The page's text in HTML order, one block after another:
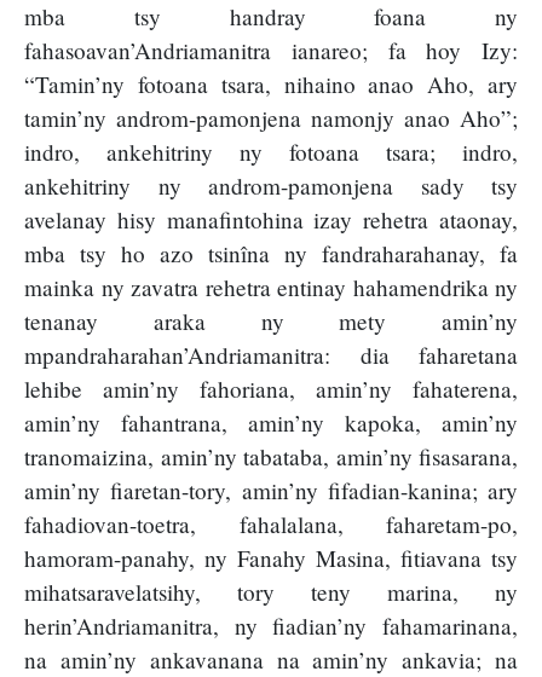
mba tsy handray foana ny
fahasoavan’Andriamanitra ianareo; fa hoy Izy:
“Tamin’ny fotoana tsara, nihaino anao Aho, ary
tamin’ny androm-pamonjena namonjy anao Aho”;
indro, ankehitriny ny fotoana tsara; indro,
ankehitriny ny androm-pamonjena sady tsy
avelanay hisy manafintohina izay rehetra ataonay,
mba tsy ho azo tsinîna ny fandraharahanay, fa
mainka ny zavatra rehetra entinay hahamendrika ny
tenanay araka ny mety amin’ny
mpandraharahan’Andriamanitra: dia faharetana
lehibe amin’ny fahoriana, amin’ny fahaterena,
amin’ny fahantrana, amin’ny kapoka, amin’ny
tranomaizina, amin’ny tabataba, amin’ny fisasarana,
amin’ny fiaretan-tory, amin’ny fifadian-kanina; ary
fahadiovan-toetra, fahalalana, faharetam-po,
hamoram-panahy, ny Fanahy Masina, fitiavana tsy
mihatsaravelatsihy, tory teny marina, ny
herin’Andriamanitra, ny fiadian’ny fahamarinana,
na amin’ny ankavanana na amin’ny ankavia; na